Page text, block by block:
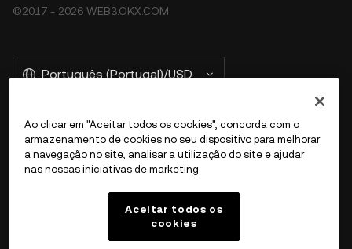
©2017 - 2026 WEB3.OKX.COM
Português (Portugal)/USD
Mais informações sobre a OKX Web3
Ao clicar em "Aceitar todos os cookies", concorda com o
armazenamento de cookies no seu dispositivo para melhorar
a navegação no site, analisar a utilização do site e ajudar
nas nossas iniciativas de marketing.
Aceitar todos os
cookies